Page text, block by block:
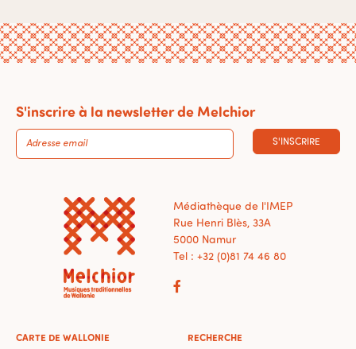
S'inscrire à la newsletter de Melchior
S'INSCRIRE
Médiathèque de l'IMEP
Rue Henri Blès, 33A
5000 Namur
Tel : +32 (0)81 74 46 80
CARTE DE WALLONIE
RECHERCHE